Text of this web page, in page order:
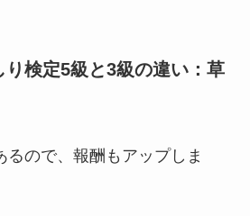
検定5級と3級の違い：草
るので、報酬もアップしま